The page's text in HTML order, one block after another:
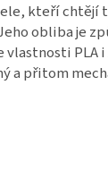
kteří chtějí
obliba je
PLA i
a přitom